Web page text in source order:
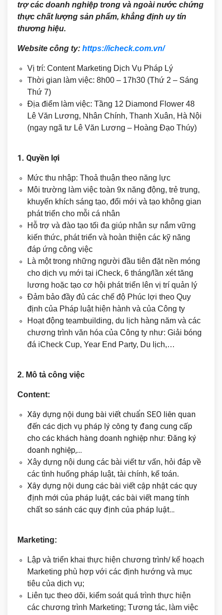
trợ các doanh nghiệp trong và ngoài nước chứng
thực chất lượng sản phẩm, khẳng định uy tín
thương hiệu.
Website công ty: https://icheck.com.vn/
Vị trí: Content Marketing Dịch Vụ Pháp Lý
Thời gian làm việc: 8h00 – 17h30 (Thứ 2 – Sáng
Thứ 7)
Địa điểm làm việc: Tầng 12 Diamond Flower 48
Lê Văn Lương, Nhân Chính, Thanh Xuân, Hà Nội
(ngay ngã tư Lê Văn Lương – Hoàng Đạo Thúy)
1. Quyền lợi
Mức thu nhập: Thoả thuận theo năng lực
Môi trường làm việc toàn 9x năng động, trẻ trung,
khuyến khích sáng tạo, đổi mới và tạo không gian
phát triển cho mỗi cá nhân
Hỗ trợ và đào tạo tối đa giúp nhân sự nắm vững
kiến thức, phát triển và hoàn thiện các kỹ năng
đáp ứng công việc
Là một trong những người đầu tiên đặt nền móng
cho dịch vụ mới tại iCheck, 6 tháng/lần xét tăng
lương hoặc tạo cơ hội phát triển lên vị trí quản lý
Đảm bảo đầy đủ các chế độ Phúc lợi theo Quy
định của Pháp luật hiện hành và của Công ty
Hoạt động teambuilding, du lịch hàng năm và các
chương trình văn hóa của Công ty như: Giải bóng
đá iCheck Cup, Year End Party, Du lịch,…
2. Mô tả công việc
Content:
Xây dựng nội dung bài viết chuẩn SEO liên quan
đến các dịch vụ pháp lý công ty đang cung cấp
cho các khách hàng doanh nghiệp như: Đăng ký
doanh nghiệp,…
Xây dựng nội dung các bài viết tư vấn, hỏi đáp về
các tình huống pháp luật, tài chính, kế toán.
Xây dựng nội dung các bài viết cập nhật các quy
định mới của pháp luật, các bài viết mang tính
chất so sánh các quy định của pháp luật…
Marketing:
Lập và triển khai thực hiện chương trình/ kế hoạch
Marketing phù hợp với các định hướng và mục
tiêu của dịch vụ;
Liên tục theo dõi, kiểm soát quá trình thực hiện
các chương trình Marketing; Tương tác, làm việc